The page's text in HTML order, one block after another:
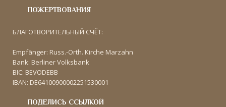
ПОЖЕРТВОВАНИЯ
БЛАГОТВОРИТЕЛЬНЫЙ СЧЁТ:
Empfänger: Russ.-Orth. Kirche Marzahn
Bank: Berliner Volksbank
BIC: BEVODEBB
IBAN: DE64100900002251530001
ПОДЕЛИСЬ ССЫЛКОЙ